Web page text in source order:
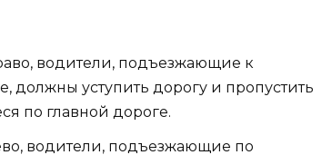
водители, подъезжающие к
должны уступить дорогу и пропустить
по главной дороге.
водители, подъезжающие по